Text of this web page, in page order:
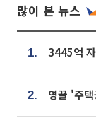
많이 본 뉴스
1.
2.